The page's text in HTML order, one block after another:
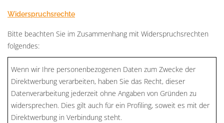
Widerspruchsrechte
Bitte beachten Sie im Zusammenhang mit Widerspruchsrechten
folgendes:
Wenn wir Ihre personenbezogenen Daten zum Zwecke der
Direktwerbung verarbeiten, haben Sie das Recht, dieser
Datenverarbeitung jederzeit ohne Angaben von Gründen zu
widersprechen. Dies gilt auch für ein Profiling, soweit es mit der
Direktwerbung in Verbindung steht.